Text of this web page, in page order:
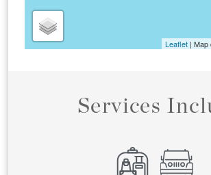
Leaflet |
Services